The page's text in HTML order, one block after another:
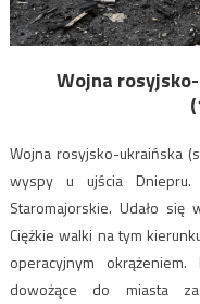
Wojna
Wojna rosyjsko-ukraińska
wyspy u ujścia
Staromajorskie. Udało
Ciężkie walki na tym
operacyjnym
dowożące do miasta